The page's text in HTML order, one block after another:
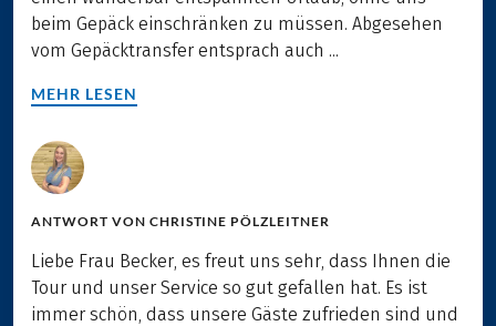
beim Gepäck einschränken zu müssen. Abgesehen
vom Gepäcktransfer entsprach auch ...
MEHR LESEN
ANTWORT VON CHRISTINE PÖLZLEITNER
Liebe Frau Becker, es freut uns sehr, dass Ihnen die
Tour und unser Service so gut gefallen hat. Es ist
immer schön, dass unsere Gäste zufrieden sind und